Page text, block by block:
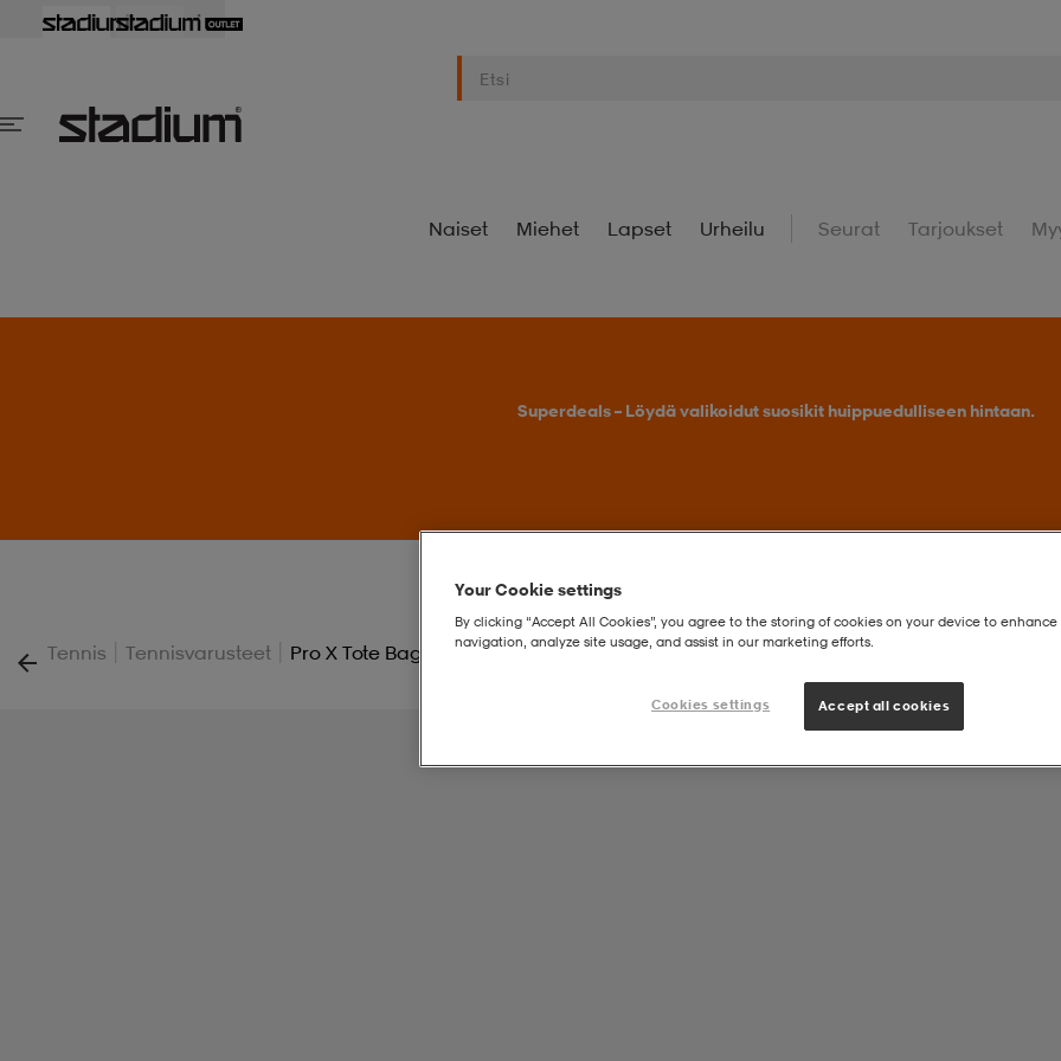
Naiset Miehet Lapset Urheilu Seurat Tarjoukset
Superdeals – Löydä valikoidut suosikit huippuedulliseen hintaan.
Tennis | Tennisvarusteet | Pro X Tote Bag 22l Ge
Your Cookie settings
By clicking “Accept All Cookies”, you agree to the storing of cookies on your device to enhance
navigation, analyze site usage, and assist in our marketing efforts.
Cookies settings Accept all cookies